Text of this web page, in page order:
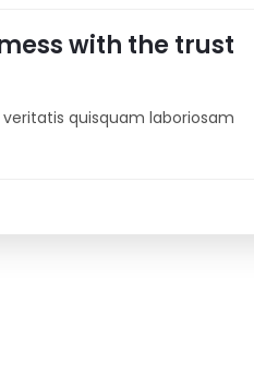
with the trust
quisquam laboriosam